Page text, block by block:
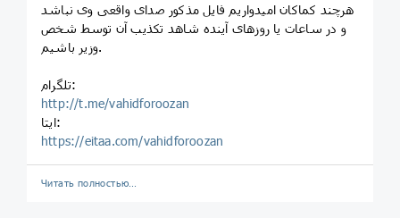
هرچند کماکان امیدواریم فایل مذکور صدای واقعی وی نباشد
و در ساعات یا روزهای آینده شاهد تکذیب آن توسط شخص
وزیر باشیم.
تلگرام:
http://t.me/vahidforoozan
ایتا:
https://eitaa.com/vahidforoozan
Читать полностью…